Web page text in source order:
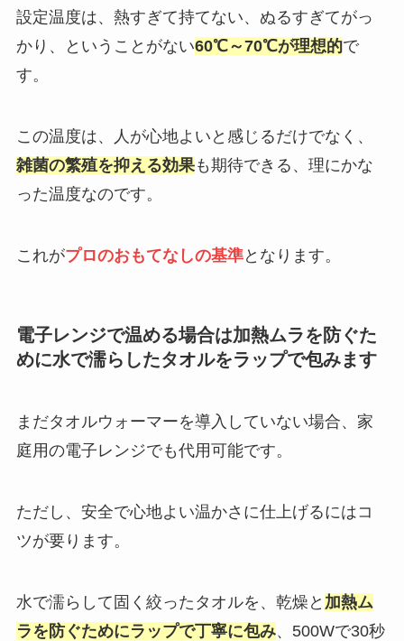
設定温度は、熱すぎて持てない、ぬるすぎてがっ
かり、ということがない60℃～70℃が理想的で
す。
この温度は、人が心地よいと感じるだけでなく、
雑菌の繁殖を抑える効果も期待できる、理にかな
った温度なのです。
これがプロのおもてなしの基準となります。
電子レンジで温める場合は加熱ムラを防ぐた
めに水で濡らしたタオルをラップで包みます
まだタオルウォーマーを導入していない場合、家
庭用の電子レンジでも代用可能です。
ただし、安全で心地よい温かさに仕上げるにはコ
ツが要ります。
水で濡らして固く絞ったタオルを、乾燥と 加熱ム
ラを防ぐためにラップで丁寧に包み、500Wで30秒